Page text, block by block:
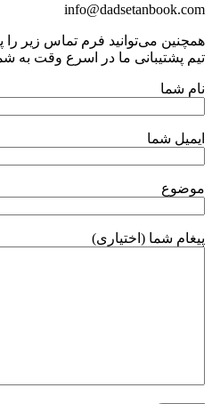
info@dadsetanbook.com
همچنین می‌توانید فرم تماس زیر را
تیم پشتیبانی ما در اسرع وقت به
نام شما
ایمیل شما
موضوع
پیغام شما (اختیاری)